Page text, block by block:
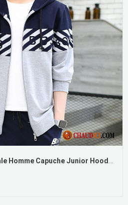
Sweat À Capuche Col Chale Homme Capuche Junior Hoodies Légère Homme Pas Cher